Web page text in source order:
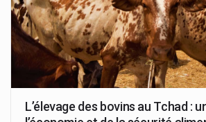
L’élevage des bovins au Tchad :